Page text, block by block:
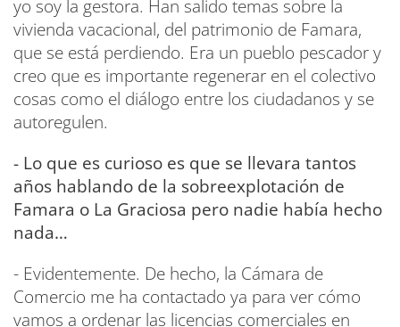
yo soy la gestora. Han salido temas sobre la
vivienda vacacional, del patrimonio de Famara,
que se está perdiendo. Era un pueblo pescador y
creo que es importante regenerar en el colectivo
cosas como el diálogo entre los ciudadanos y se
autoregulen.
- Lo que es curioso es que se llevara tantos
años hablando de la sobreexplotación de
Famara o La Graciosa pero nadie había hecho
nada…
- Evidentemente. De hecho, la Cámara de
Comercio me ha contactado ya para ver cómo
vamos a ordenar las licencias comerciales en